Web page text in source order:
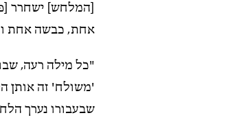
[המלחש] ישחרר
אחת, כבשה אחת
"כל מילה רעה,
'משולח' זה אותן
שבעבורו נערך